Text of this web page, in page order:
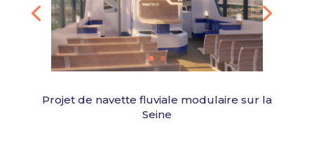
Projet de navette fluviale modulaire sur la
Seine